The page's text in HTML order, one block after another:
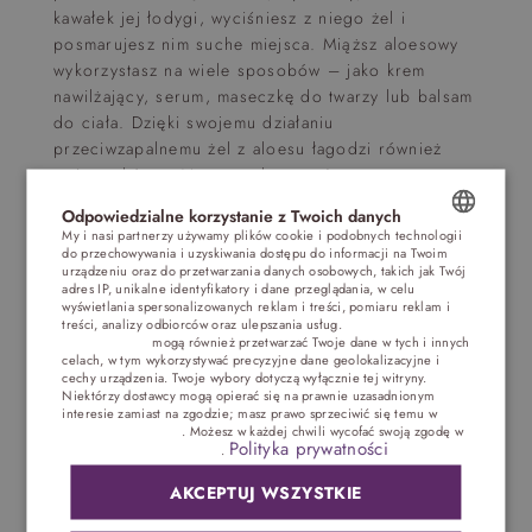
kawałek jej łodygi, wyciśniesz z niego żel i
posmarujesz nim suche miejsca. Miąższ aloesowy
wykorzystasz na wiele sposobów – jako krem
nawilżający, serum, maseczkę do twarzy lub balsam
do ciała. Dzięki swojemu działaniu
przeciwzapalnemu żel z aloesu łagodzi również
zmiany skórne. Możesz także użyć gotowego
koncentratu. Aloes wnika głęboko w skórę wraz z
innymi substancjami czynnymi, zawartymi w
środkach kosmetycznych.
Orzeszki ziemne, mleko
i miód
Zmiksuj 3-5 łyżek orzeszków ziemnych
(niesolonych) z mlekiem i miodem. Tak
przygotowaną gładką papkę nałóż na ciało, a gdy
POLISH
ENGLISH
GERMAN
CZECH
Odpowiedzialne korzystanie z Twoich danych
My i nasi partnerzy używamy plików cookie i podobnych technologii
do przechowywania i uzyskiwania dostępu do informacji na Twoim
urządzeniu oraz do przetwarzania danych osobowych, takich jak Twój
adres IP, unikalne identyfikatory i dane przeglądania, w celu
wyświetlania spersonalizowanych reklam i treści, pomiaru reklam i
treści, analizy odbiorców oraz ulepszania usług.
mogą również przetwarzać Twoje dane w tych i innych
celach, w tym wykorzystywać precyzyjne dane geolokalizacyjne i
cechy urządzenia. Twoje wybory dotyczą wyłącznie tej witryny.
Niektórzy dostawcy mogą opierać się na prawnie uzasadnionym
interesie zamiast na zgodzie; masz prawo sprzeciwić się temu w
. Możesz w każdej chwili wycofać swoją zgodę w
Polityka prywatności
AKCEPTUJ WSZYSTKIE